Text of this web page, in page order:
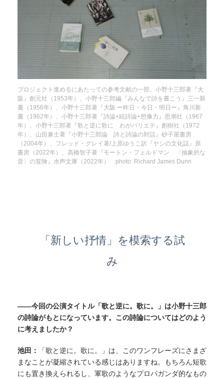
プロジェクト進めるにあたっての参考文献の一部。小野十三郎著『大
阪』創元社（1953年）、小野十三郎編『みんなで詩を書こう』三一新
書（1956年）、小野十三郎著『大阪 ー昨日・今日・明日ー』角川新
書（1962年）、小野十三郎著『詩論+続詩論+想像力』思潮社（1967
年）、小野十三郎著『歌と逆に歌に わがバリエテ』創樹社（1972
年）、山田兼士著『小野十三郎論 詩と詩論の対話』砂子屋書房
（2004年）、フレッド・グレイ著/上原ゆうこ訳『ヤシの文化誌』原
書房（2022年）、高橋智子著『モートン・フェルドマン 〈抽象的な
音〉の冒険』水声文庫（2022年） photo: Richard James Dunn
「新しい抒情」を模索する試
み
——今回の公演タイトル「歌と逆に。歌に。」は小野十三郎
の詩論がもとになっています。この詩論についてはどのよう
に考えましたか？
池田：
「歌と逆に。歌に。」は、このワンフレーズにさまざ
まなことが凝縮されている感じはありますね。もちろん短歌
にも置き換えられるし、軍歌のようなプロパガンダ的なもの